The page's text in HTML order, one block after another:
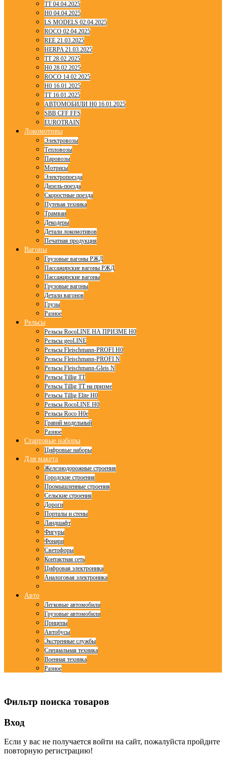
TT 04.04.2025
H0 04.04.2025
LS MODELS 02.04.2025
ROCO 02.04.2025
REE 21.03.2025
HERPA 21.03.2025
TT 28.02.2025
H0 28.02.2025
ROCO 14.02.2025
H0 16.01.2025
TT 16.01.2025
АВТОМОБИЛИ H0 16.01.2025
SBB CFF FFS
EUROTRAIN
Локомотивы
Электровозы
Тепловозы
Паровозы
Мотрисы
Электропоезда
Дизель-поезда
Скоростные поезда
Путевая техника
Трамваи
Декодеры
Детали локомотивов
Печатная продукция
Вагоны
Грузовые вагоны РЖД
Пассажирские вагоны РЖД
Пассажирские вагоны
Грузовые вагоны
Детали вагонов
Грузы
Разное
Рельсы
Рельсы RocoLINE НА ПРИЗМЕ H0
Рельсы geoLINE
Рельсы Fleischmann-PROFI H0
Рельсы Fleischmann-PROFI N
Рельсы Fleischmann-Gleis N
Рельсы Tillig TT
Рельсы Tillig TT на призме
Рельсы Tillig Elite H0
Рельсы RocoLINE H0
Рельсы Roco H0e
Гравий модельный
Разное
Стартовые наборы
Цифровые наборы
Для макета
Железнодорожные строения
Городские строения
Промышленные строения
Сельские строения
Дороги
Порталы и стены
Ландшафт
Фигуры
Фонари
Светофоры
Контактная сеть
Цифровая электроника
Аналоговая электроника
Авто
Легковые автомобили
Грузовые автомобили
Прицепы
Автобусы
Экстренные службы
Специальная техника
Военная техника
Разное
Фильтр поиска товаров
Вход
Если у вас не получается войти на сайт, пожалуйста пройдите
повторную регистрацию!